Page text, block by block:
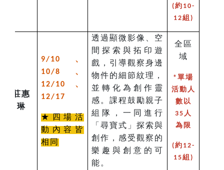
(約10-
12組)
莊惠
琳
9/10 、
10/8 、
12/10 、
12/17
★四場活
動內容皆
相同
透過顯微影像、空
間探索與拓印遊
戲，引導觀察身邊
物件的細節紋理，
並轉化為創作靈
感。課程鼓勵親子
組隊，一同進行
「尋寶式」探索與
創作，感受觀察的
樂趣與創意的可
能。
全區
域
*單場
活動人
數以
35人
為限
(約12-
15組)